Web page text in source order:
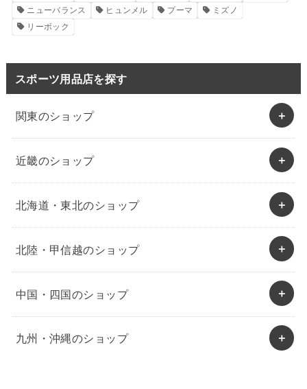
ニューバランス
ヒュンメル プーマ
ミズノ
リーボック
スポーツ用品店を探す
関東のショップ
近畿のショップ
北海道・東北のショップ
北陸・甲信越のショップ
中国・四国のショップ
九州・沖縄のショップ